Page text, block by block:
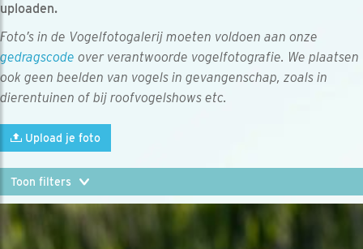
uploaden.
Foto’s in de Vogelfotogalerij moeten voldoen aan onze
gedragscode over verantwoorde vogelfotografie. We plaatsen
ook geen beelden van vogels in gevangenschap, zoals in
dierentuinen of bij roofvogelshows etc.
Upload je foto